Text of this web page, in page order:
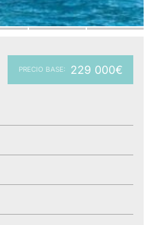
PRECIO BASE: 229 000€